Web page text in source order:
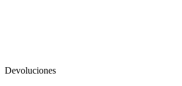
Devoluciones